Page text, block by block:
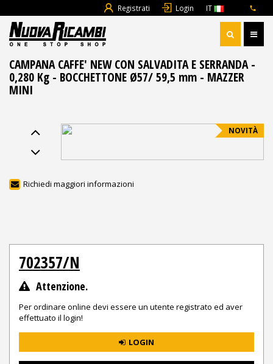
Registrati Login IT
NOVITÀ
CAMPANA CAFFE' NEW CON SALVADITA E SERRANDA -
0,280 Kg - BOCCHETTONE Ø57/ 59,5 mm - MAZZER
MINI
Richiedi maggiori informazioni
702357/N
Attenzione.
Per ordinare online devi essere un utente registrato ed aver
effettuato il login!
LOGIN